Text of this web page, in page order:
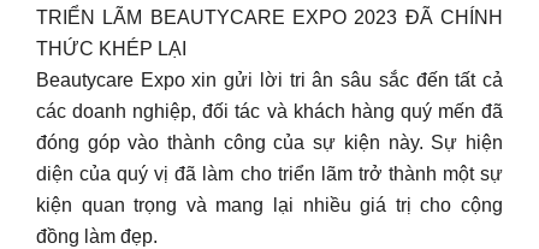
TRIỂN LÃM BEAUTYCARE EXPO 2023 ĐÃ CHÍNH
THỨC KHÉP LẠI
Beautycare Expo xin gửi lời tri ân sâu sắc đến tất cả
các doanh nghiệp, đối tác và khách hàng quý mến đã
đóng góp vào thành công của sự kiện này. Sự hiện
diện của quý vị đã làm cho triển lãm trở thành một sự
kiện quan trọng và mang lại nhiều giá trị cho cộng
đồng làm đẹp.